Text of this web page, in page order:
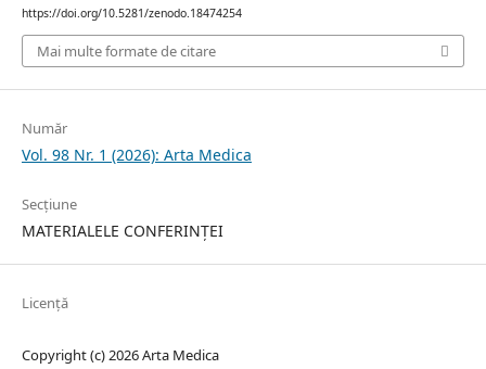
https://doi.org/10.5281/zenodo.18474254
Mai multe formate de citare
Număr
Vol. 98 Nr. 1 (2026): Arta Medica
Secțiune
MATERIALELE CONFERINȚEI
Licență
Copyright (c) 2026 Arta Medica